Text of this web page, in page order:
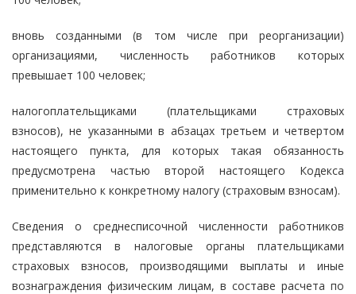
вновь созданными (в том числе при реорганизации)
организациями, численность работников которых
превышает 100 человек;
налогоплательщиками (плательщиками страховых
взносов), не указанными в абзацах третьем и четвертом
настоящего пункта, для которых такая обязанность
предусмотрена частью второй настоящего Кодекса
применительно к конкретному налогу (страховым взносам).
Сведения о среднесписочной численности работников
представляются в налоговые органы плательщиками
страховых взносов, производящими выплаты и иные
вознаграждения физическим лицам, в составе расчета по